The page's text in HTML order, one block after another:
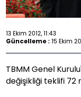
13 Ekim 2012, 11:43
Güncelleme : 15 Ekim
TBMM Genel
değişikliği teklifi 72